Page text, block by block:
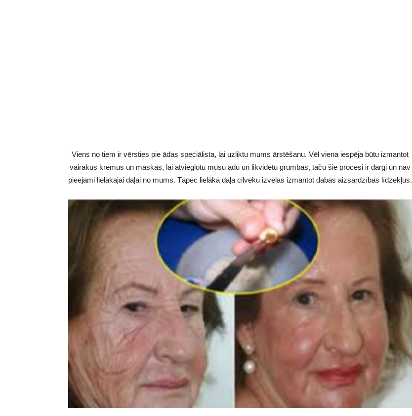
Viens no tiem ir vērsties pie ādas speciālista, lai uzliktu mums ārstēšanu. Vēl viena iespēja būtu izmantot
vairākus krēmus un maskas, lai atvieglotu mūsu ādu un likvidētu grumbas, taču šie procesi ir dārgi un nav
pieejami lielākajai daļai no mums. Tāpēc lielākā daļa cilvēku izvēlas izmantot dabas aizsardzības līdzekļus.